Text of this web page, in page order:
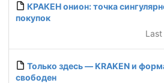
КРАКЕН онион: точка
покупок
Только здесь — KRAKEN и
свободен